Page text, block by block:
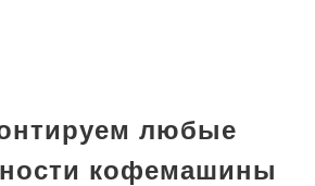
любые
кофемашины